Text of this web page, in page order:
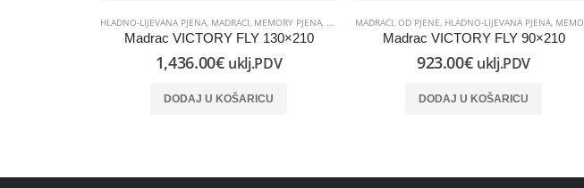
HLADNO-LIJEVANA PJENA, MADRACI, MEMORY PJENA, OD PJENE
Madrac VICTORY FLY 130×210
1,436.00€ uklj.PDV
DODAJ U KOŠARICU
MADRACI, OD PJENE, HLADNO-LIJEVANA PJENA, MEMORY PJENA
Madrac VICTORY FLY 90×210
923.00€ uklj.PDV
DODAJ U KOŠARICU